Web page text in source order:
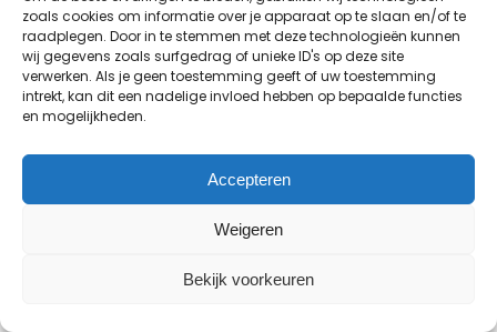
zoals cookies om informatie over je apparaat op te slaan en/of te
raadplegen. Door in te stemmen met deze technologieën kunnen
wij gegevens zoals surfgedrag of unieke ID's op deze site
verwerken. Als je geen toestemming geeft of uw toestemming
intrekt, kan dit een nadelige invloed hebben op bepaalde functies
en mogelijkheden.
Accepteren
Weigeren
Bekijk voorkeuren